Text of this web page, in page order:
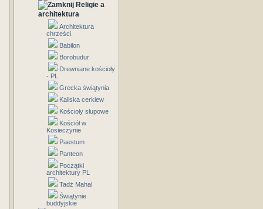
Religie a
architektura
Architektura
chrześci.
Babilon
Borobudur
Drewniane kościoły
- PL
Grecka świątynia
Kaliska cerkiew
Kościoły słupowe
Kościół w
Kosieczynie
Paestum
Panteon
Początki
architektury PL
Tadż Mahal
Świątynie
buddyjskie